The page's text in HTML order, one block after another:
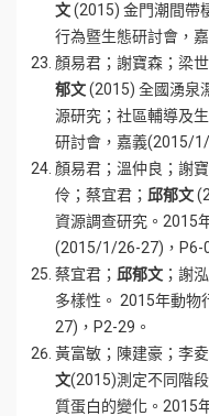
文(2015) 金門潮間帶
行為暨生態研討會，
顏易君；謝寶森；梁
郁文(2015) 全國湧泉
源研究；社區輔導及
研討會，嘉義(2015/
顏易君；溫仲良；謝
伶；蔡宜君； 邱郁文
資源調查研究。2015
(2015/1/26-27)，P6-
蔡宜君； 邱郁文 ；謝
多樣性。 2015年動
27)，P2-29。
黃富敏；陳建豪；李
文(2015)測定不同階
質蛋白的變化。2015